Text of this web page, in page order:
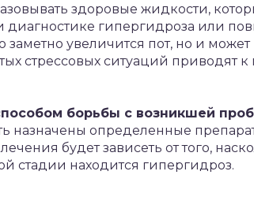
здоровые жидкости,
диагностике гипергидроза или
заметно увеличится пот, но и
стрессовых ситуаций приводят
борьбы с возникшей
назначены определенные
будет зависеть от того,
стадии находится гипергидроз.